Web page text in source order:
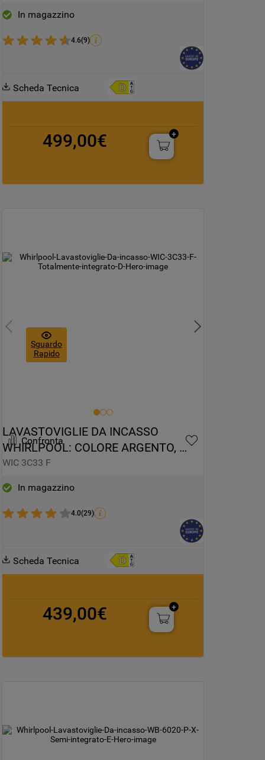
In magazzino
4.6(9)
Scheda Tecnica
499,00€
Sguardo
Rapido
Confronta
LAVASTOVIGLIE DA INCASSO
WHIRLPOOL: COLORE ARGENTO,
GRANDE CAPIENZA - WIC 3C33 F
WIC 3C33 F
In magazzino
4.0(29)
Scheda Tecnica
439,00€